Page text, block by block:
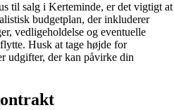
til salg i Kerteminde, er det vigtigt at
budgetplan, der inkluderer
vedligeholdelse og eventuelle
Husk at tage højde for
udgifter, der kan påvirke din